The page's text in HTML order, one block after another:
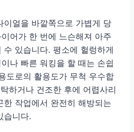
이얼을 바깥쪽으로 가볍게 당
어가 한 번에 느슨해져 아주
수 있습니다. 평소에 헐렁하게
나 빠른 워킹을 할 때는 손쉽
도로의 활용도가 무척 우수합
하거나 건조한 후에 어렵사리
한 작업에서 완전히 해방되는
습니다.